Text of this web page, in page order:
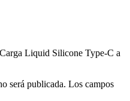
Liquid Silicone Type-C a
será publicada. Los campos